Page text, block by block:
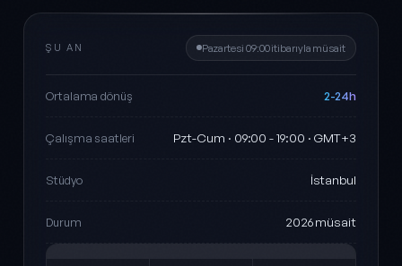
ŞU AN Pazartesi 09:00 itibarıyla müsait
Ortalama dönüş 2-24h
Çalışma saatleri Pzt-Cum · 09:00 - 19:00 · GMT+3
Stüdyo İstanbul
Durum 2026 müsait